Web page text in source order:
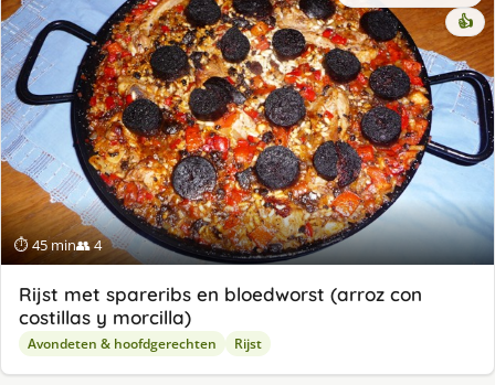
⏱ 45 min👥 4
👍
Rijst met spareribs en bloedworst (arroz con
costillas y morcilla)
Avondeten & hoofdgerechten Rijst